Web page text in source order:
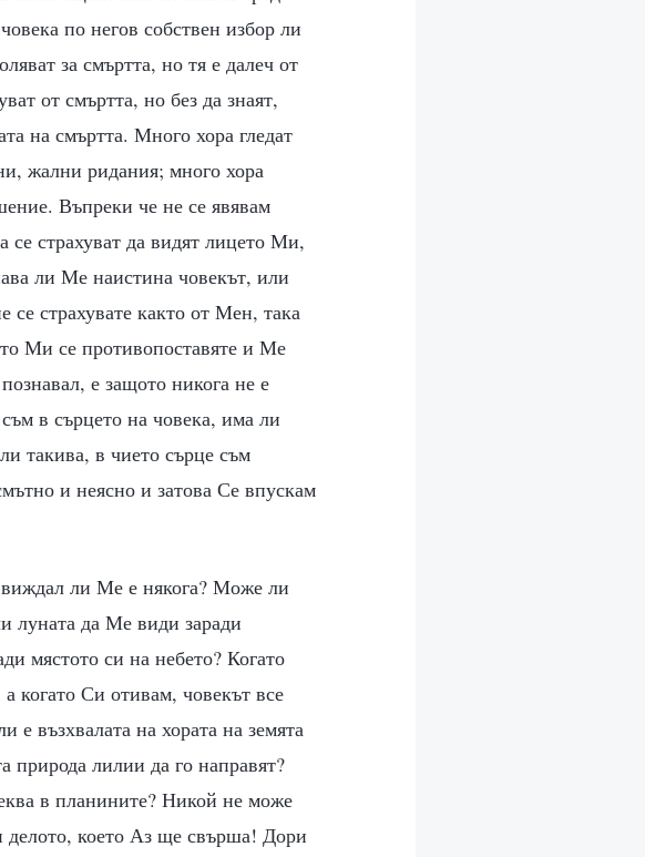
по негов собствен избор ли
за смъртта, но тя е далеч от
от смъртта, но без да знаят,
на смъртта. Много хора гледат
жални ридания; много хора
Въпреки че не се явявам
се страхуват да видят лицето Ми,
ли Ме наистина човекът, или
страхувате както от Мен, така
Ми се противопоставяте и Ме
е защото никога не е
в сърцето на човека, има ли
такива, в чието сърце съм
и неясно и затова Се впускам
виждал ли Ме е някога? Може ли
луната да Ме види заради
мястото си на небето? Когато
когато Си отивам, човекът все
възхвалата на хората на земята
природа лилии да го направят?
в планините? Никой не може
което Аз ще свърша! Дори